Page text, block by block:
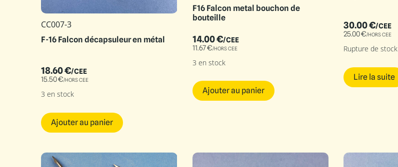
CC007-3
F-16 Falcon décapsuleur en métal
18.60€/CEE
15.50€/HORS CEE
3 en stock
Ajouter au panier
F16 Falcon metal bouchon de
bouteille
14.00€/CEE
11.67€/HORS CEE
3 en stock
Ajouter au panier
30.00€/CEE
25.00€/HORS CEE
Rupture de stock
Lire la suite